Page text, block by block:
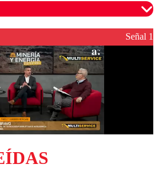
moderados para garantizar un
respetuoso.
Señal 1